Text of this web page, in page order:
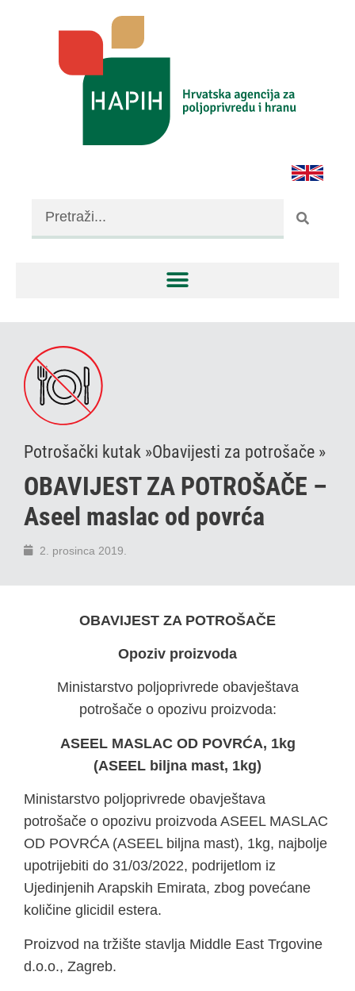
Potrošački kutak »Obavijesti za potrošače »
OBAVIJEST ZA POTROŠAČE –
Aseel maslac od povrća
2. prosinca 2019.
OBAVIJEST ZA POTROŠAČE
Opoziv proizvoda
Ministarstvo poljoprivrede obavještava
potrošače o opozivu proizvoda:
ASEEL MASLAC OD POVRĆA, 1kg
(ASEEL biljna mast, 1kg)
Ministarstvo poljoprivrede obavještava
potrošače o opozivu proizvoda ASEEL MASLAC
OD POVRĆA (ASEEL biljna mast), 1kg, najbolje
upotrijebiti do 31/03/2022, podrijetlom iz
Ujedinjenih Arapskih Emirata, zbog povećane
količine glicidil estera.
Proizvod na tržište stavlja Middle East Trgovine
d.o.o., Zagreb.